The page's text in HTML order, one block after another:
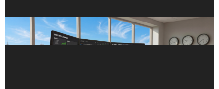
NVIDIA Blackwell Estabelece Recorde STAC-AI
para Inferência de LLM em Finanças